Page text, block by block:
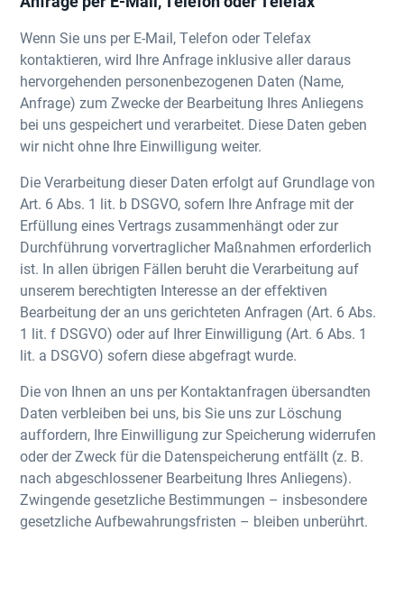
Wenn Sie uns per E-Mail, Telefon oder Telefax
kontaktieren, wird Ihre Anfrage inklusive aller daraus
hervorgehenden personenbezogenen Daten (Name,
Anfrage) zum Zwecke der Bearbeitung Ihres Anliegens
bei uns gespeichert und verarbeitet. Diese Daten geben
wir nicht ohne Ihre Einwilligung weiter.
Die Verarbeitung dieser Daten erfolgt auf Grundlage von
Art. 6 Abs. 1 lit. b DSGVO, sofern Ihre Anfrage mit der
Erfüllung eines Vertrags zusammenhängt oder zur
Durchführung vorvertraglicher Maßnahmen erforderlich
ist. In allen übrigen Fällen beruht die Verarbeitung auf
unserem berechtigten Interesse an der effektiven
Bearbeitung der an uns gerichteten Anfragen (Art. 6 Abs.
1 lit. f DSGVO) oder auf Ihrer Einwilligung (Art. 6 Abs. 1
lit. a DSGVO) sofern diese abgefragt wurde.
Die von Ihnen an uns per Kontaktanfragen übersandten
Daten verbleiben bei uns, bis Sie uns zur Löschung
auffordern, Ihre Einwilligung zur Speicherung widerrufen
oder der Zweck für die Datenspeicherung entfällt (z. B.
nach abgeschlossener Bearbeitung Ihres Anliegens).
Zwingende gesetzliche Bestimmungen – insbesondere
gesetzliche Aufbewahrungsfristen – bleiben unberührt.